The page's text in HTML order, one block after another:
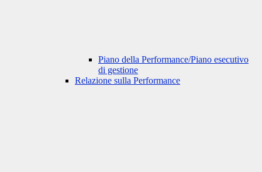
Piano della Performance/Piano esecutivo
di gestione
Relazione sulla Performance